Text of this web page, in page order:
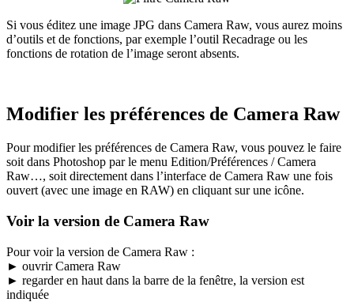
Si vous éditez une image JPG dans Camera Raw, vous aurez moins
d’outils et de fonctions, par exemple l’outil Recadrage ou les
fonctions de rotation de l’image seront absents.
Modifier les préférences de Camera Raw
Pour modifier les préférences de Camera Raw, vous pouvez le faire
soit dans Photoshop par le menu Edition/Préférences / Camera
Raw…, soit directement dans l’interface de Camera Raw une fois
ouvert (avec une image en RAW) en cliquant sur une icône.
Voir la version de Camera Raw
Pour voir la version de Camera Raw :
► ouvrir Camera Raw
► regarder en haut dans la barre de la fenêtre, la version est
indiquée